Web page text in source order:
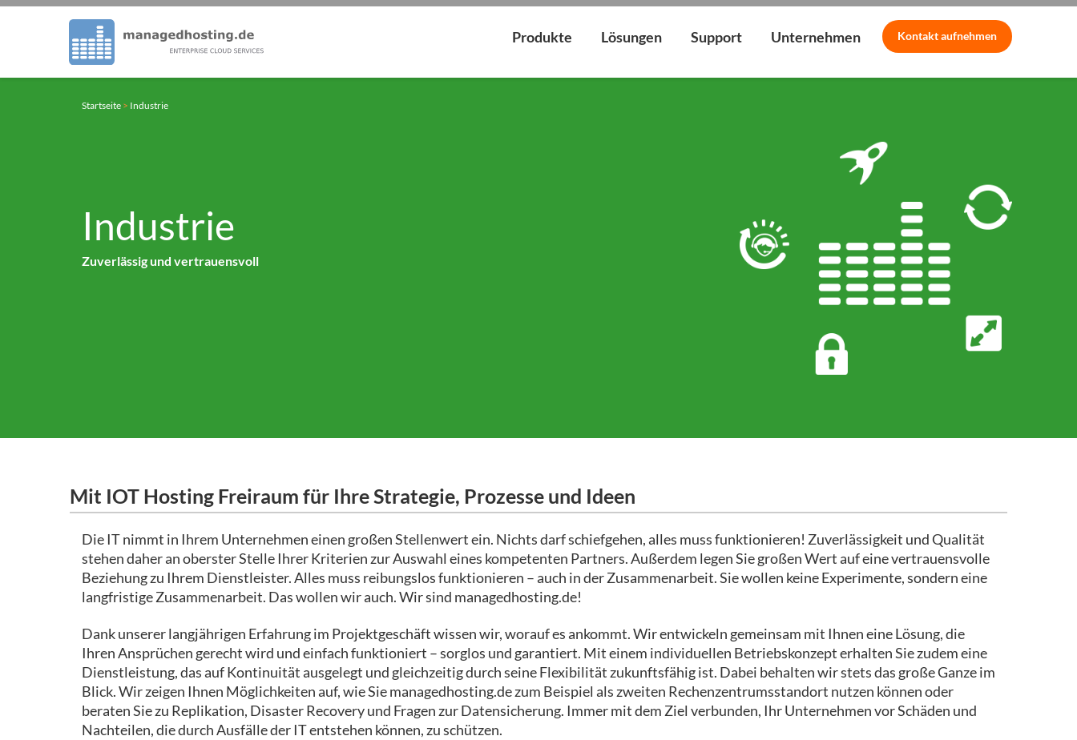
Produkte Lösungen Support Unternehmen Kontaktaufnehmen
Startseite> Industrie
Industrie
Zuverlässig und vertrauensvoll
Mit IOT Hosting Freiraum für Ihre Strategie, Prozesse und Ideen
Die IT nimmt in Ihrem Unternehmen einen großen Stellenwert ein. Nichts darf schiefgehen, alles muss funktionieren! Zuverlässigkeit und Qualität
stehen daher an oberster Stelle Ihrer Kriterien zur Auswahl eines kompetenten Partners. Außerdem legen Sie großen Wert auf eine vertrauensvolle
Beziehung zu Ihrem Dienstleister. Alles muss reibungslos funktionieren – auch in der Zusammenarbeit. Sie wollen keine Experimente, sondern eine
langfristige Zusammenarbeit. Das wollen wir auch. Wir sind managedhosting.de!
Dank unserer langjährigen Erfahrung im Projektgeschäft wissen wir, worauf es ankommt. Wir entwickeln gemeinsam mit Ihnen eine Lösung, die
Ihren Ansprüchen gerecht wird und einfach funktioniert – sorglos und garantiert. Mit einem individuellen Betriebskonzept erhalten Sie zudem eine
Dienstleistung, das auf Kontinuität ausgelegt und gleichzeitig durch seine Flexibilität zukunftsfähig ist. Dabei behalten wir stets das große Ganze im
Blick. Wir zeigen Ihnen Möglichkeiten auf, wie Sie managedhosting.de zum Beispiel als zweiten Rechenzentrumsstandort nutzen können oder
beraten Sie zu Replikation, Disaster Recovery und Fragen zur Datensicherung. Immer mit dem Ziel verbunden, Ihr Unternehmen vor Schäden und
Nachteilen, die durch Ausfälle der IT entstehen können, zu schützen.